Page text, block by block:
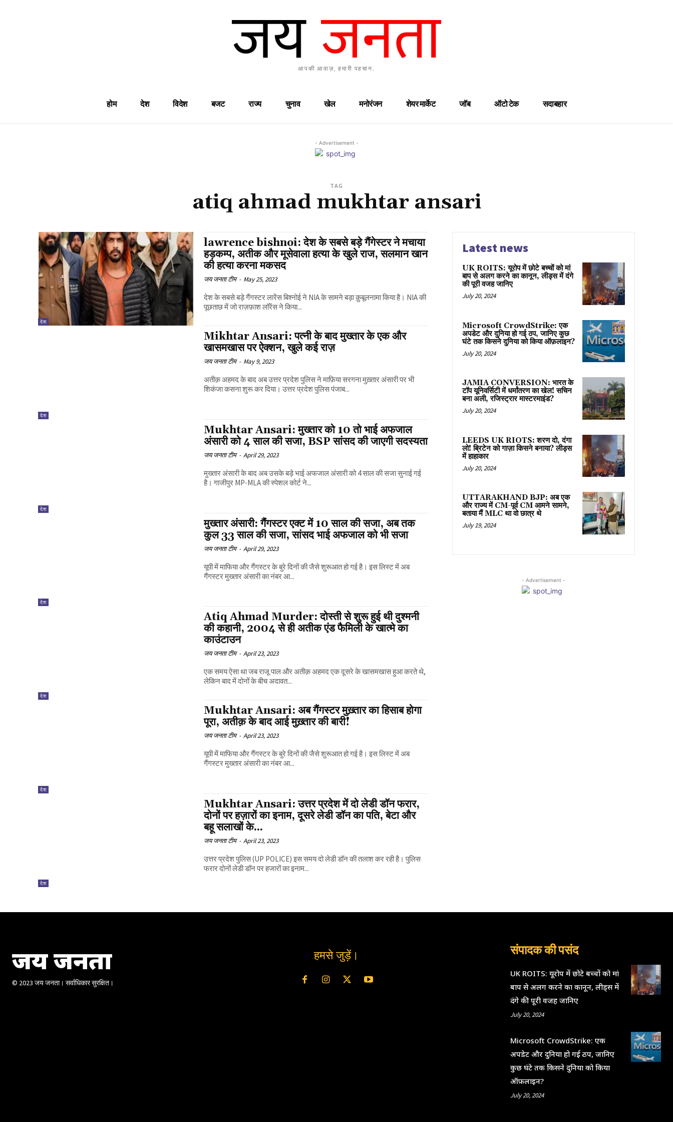
आपकी आवाज़, हमारी पहचान.
होम देश विदेश बजट राज्य चुनाव खेल मनोरंजन शेयर मार्केट जॉब ऑटो टेक सदाबहार
- Advertisement -
TAG
atiq ahmad mukhtar ansari
देश
lawrence bishnoi: देश के सबसे बड़े गैंगेस्टर ने मचाया
हड़कम्प, अतीक और मूसेवाला हत्या के खुले राज, सलमान खान
की हत्या करना मकसद
जय जनता टीम - May 25, 2023
देश के सबसे बड़े गैंगस्टर लारेंस बिश्नोई ने NIA के सामने बड़ा क़ुबूलनामा किया है। NIA की
पूछताछ में जो राज़फ़ाश लॉरेंस ने किया...
देश
Mikhtar Ansari: पत्नी के बाद मुख्तार के एक और
खासमखास पर ऐक्शन, खुले कई राज़
जय जनता टीम - May 9, 2023
अतीक़ अहमद के बाद अब उत्तर प्रदेश पुलिस ने माफ़िया सरगना मुख़्तार अंसारी पर भी
शिकंजा कसना शुरू कर दिया। उत्तर प्रदेश पुलिस पंजाब...
देश
Mukhtar Ansari: मुख्तार को 10 तो भाई अफजाल
अंसारी को 4 साल की सजा, BSP सांसद की जाएगी सदस्यता
जय जनता टीम - April 29, 2023
मुख्तार अंसारी के बाद अब उसके बड़े भाई अफजाल अंसारी को 4 साल की सजा सुनाई गई
है। गाजीपुर MP-MLA की स्पेशल कोर्ट ने...
देश
मुख्तार अंसारी: गैंंगस्टर एक्ट में 10 साल की सजा, अब तक
कुल 33 साल की सजा, सांसद भाई अफजाल को भी सजा
जय जनता टीम - April 29, 2023
यूपी में माफिया और गैंगस्टर के बुरे दिनों की जैसे शुरूआत हो गई है। इस लिस्ट में अब
गैंगस्टर मुख्तार अंसारी का नंबर आ...
देश
Atiq Ahmad Murder: दोस्ती से शुरू हुई थी दुश्मनी
की कहानी, 2004 से ही अतीक एंड फैमिली के खात्मे का
काउंटाउन
जय जनता टीम - April 23, 2023
एक समय ऐसा था जब राजू पाल और अतीक़ अहमद एक दूसरे के खासमखास हुआ करते थे,
लेकिन बाद में दोनों के बीच अदावत...
देश
Mukhtar Ansari: अब गैंगस्टर मुख़्तार का हिसाब होगा
पूरा, अतीक़ के बाद आई मुख़्तार की बारी!
जय जनता टीम - April 23, 2023
यूपी में माफिया और गैंगस्टर के बुरे दिनों की जैसे शुरूआत हो गई है। इस लिस्ट में अब
गैंगस्टर मुख्तार अंसारी का नंबर आ...
देश
Mukhtar Ansari: उत्तर प्रदेश में दो लेडी डॉन फरार,
दोनों पर हज़ारों का इनाम, दूसरे लेडी डॉन का पति, बेटा और
बहू सलाखों के...
जय जनता टीम - April 23, 2023
उत्तर प्रदेश पुलिस (UP POLICE) इस समय दो लेडी डॉन की तलाश कर रही है। पुलिस
फरार दोनों लेडी डॉन पर हजारों का इनाम...
Latest news
UK ROITS: यूरोप में छोटे बच्चों को मां
बाप से अलग करने का कानून, लीड्स में दंगे
की पूरी वजह जानिए
July 20, 2024
Microsoft CrowdStrike: एक
अपडेट और दुनिया हो गई ठप, जानिए कुछ
घंटे तक किसने दुनिया को किया ऑफ़लाइन?
July 20, 2024
JAMIA CONVERSION: भारत के
टॉप यूनिवर्सिटी में धर्मांतरण का खेल! सचिन
बना अली, रजिस्ट्रार मास्टरमाइंड?
July 20, 2024
LEEDS UK RIOTS: शरण दो, दंगा
लो! ब्रिटेन को गाज़ा किसने बनाया? लीड्स
में हाहाकार
July 20, 2024
UTTARAKHAND BJP: अब एक
और राज्य में CM-पूर्व CM आमने सामने,
बताया मैं MLC था वो छात्र थे
July 19, 2024
- Advertisement -
जय जनता
© 2023 जय जनता। सर्वाधिकार सुरक्षित।
हमसे जुड़ें। संपादक की पसंद
UK ROITS: यूरोप में छोटे बच्चों को मां
बाप से अलग करने का कानून, लीड्स में
दंगे की पूरी वजह जानिए
July 20, 2024
Microsoft CrowdStrike: एक
अपडेट और दुनिया हो गई ठप, जानिए
कुछ घंटे तक किसने दुनिया को किया
ऑफ़लाइन?
July 20, 2024